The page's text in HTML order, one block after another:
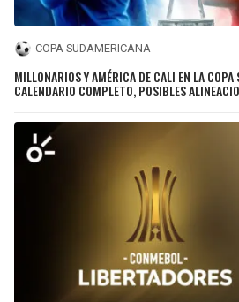
COPA SUDAMERICANA
MILLONARIOS Y AMÉRICA DE CALI EN LA
CALENDARIO COMPLETO, POSIBLES